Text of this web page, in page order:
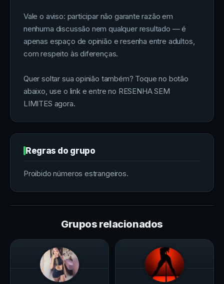
Vale o aviso: participar não garante razão em
nenhuma discussão nem qualquer resultado — é
apenas espaço de opinião e resenha entre adultos,
com respeito às diferenças.
Quer soltar sua opinião também? Toque no botão
abaixo, use o link e entre no RESENHA SEM
LIMITES agora.
Regras do grupo
Proibido números estrangeiros.
Grupos relacionados